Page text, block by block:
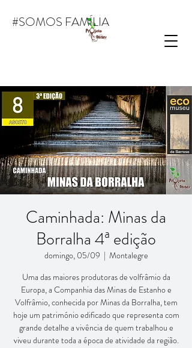
#SOMOS FAMÍLIA
Caminhada: Minas da
Borralha 4ª edição
domingo, 05/09
  |
Montalegre
Uma das maiores produtoras de volfrâmio da
Europa, a Companhia das Minas de Estanho e
Volfrâmio, conhecida por Minas da Borralha, tem
hoje um património edificado que representa com
grande detalhe a vivência de quem trabalhou e
viveu durante toda a época de atividade da região.